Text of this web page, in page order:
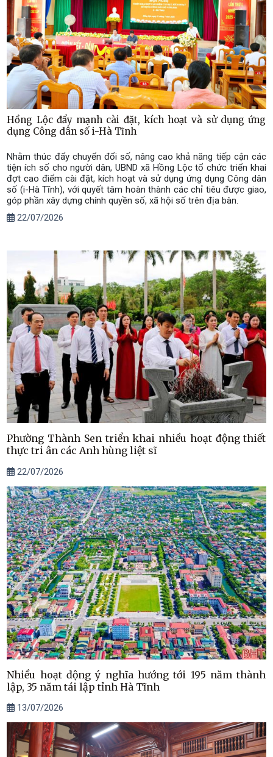
Hồng Lộc đẩy mạnh cài đặt, kích hoạt và sử dụng ứng
dụng Công dân số i-Hà Tĩnh
Nhằm thúc đẩy chuyển đổi số, nâng cao khả năng tiếp cận các
tiện ích số cho người dân, UBND xã Hồng Lộc tổ chức triển khai
đợt cao điểm cài đặt, kích hoạt và sử dụng ứng dụng Công dân
số (i-Hà Tĩnh), với quyết tâm hoàn thành các chỉ tiêu được giao,
góp phần xây dựng chính quyền số, xã hội số trên địa bàn.
22/07/2026
Phường Thành Sen triển khai nhiều hoạt động thiết
thực tri ân các Anh hùng liệt sĩ
22/07/2026
Nhiều hoạt động ý nghĩa hướng tới 195 năm thành
lập, 35 năm tái lập tỉnh Hà Tĩnh
13/07/2026